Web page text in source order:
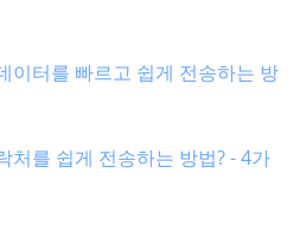
이터를 빠르고 쉽게 전송하는 방
처를 쉽게 전송하는 방법? - 4가